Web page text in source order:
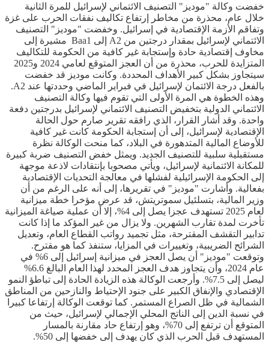
خفضت وكالة "موديز" التصنيف الائتماني لإسرائيل للمرة الثانية
خلال عام، محذرة من مخاطر إرتفاع تكاليف نفقات الحرب على غزة
وتفاقم الأزمة الإقتصادية في إسرائيل. وخفضت "موديز" التصنيف
الائتماني لإسرائيل بمقدار درجتين من A2 إلى Baa1 مشيرة إلى
مخاوف إقتصادية حادة وإستجابة غير كافية من الحكومة للتكاليف
المتزايدة للحرب، محذرة من أن العجز المتوقع لعامي 2024 و2025
سيتجاوز بشكل كبير الأهداف المحددة. وكانت موديز قد خفضت
بالفعل درجة الائتمان لإسرائيل في فبراير الماضي وحددتها عند A2.
وهذه الخطوة هي المرة الأولى التي تقوم فيها وكالة التصنيف
الائتماني الدولية بتخفيض التصنيف الائتماني لإسرائيل بدرجتين دفعة
واحدة. وقد أشار القرار، الذي رافقه تقرير صارم حول الحالة
الإقتصادية لإسرائيل، إلى أن إستجابة الحكومة كانت غير كافية
للأوضاع المالية المتدهورة في البلاد، كما منحت الوكالة نظرة
مستقبلية سلبية للتصنيف الجديد. ويمثل خفض التصنيف ضربة كبيرة
للمكانة الائتمانية لإسرائيل، ويأتي مصحوبا بإنتقادات لاذعة موجهة
إلى الحكومة الإسرائيلية لفشلها في معالجة التحديات الإقتصادية
بفعالية. وأشارت "موديز" في تقريرها، إلى أنه على الرغم من أن
وزير المالية، بتسلئيل سموتريتش، قد عرض مؤخرا خطة ميزانية
لعام 2025 تستهدف عجزا يصل إلى 4%، إلا أن عملية صياغة الميزانية
تأخرت لمدة تقارب الشهرين. ولا يزال من غير المؤكد ما إذا كانت
تدابير التقشف المقترحة، مثل تجميد رواتب القطاع العام، وتعديل
الشرائح الضريبية، وتغييرات في المزايا، ستنفذ كما هو مقترح.
وتوقعت "موديز" أن يصل العجز في ميزانية إسرائيل إلى 6% في
عام 2024، وأن يتجاوز هدف العجز المحدد لهذا العام البالغ 6.6%
ليصل إلى 7.5%. وأرجعت الوكالة هذه الزيادة الحادة إلى تباطؤ النمو
الإقتصادي والإنفاق الكبير على جنود الإحتياط والنازحين من المناطق
الشمالية في ظل الصراع المستمر. كما توقعت الوكالة إرتفاعا كبيرا
في نسبة الدين إلى الناتج المحلي الإجمالي لإسرائيل، حيث من
المتوقع أن ترتفع إلى 70%، وهو إرتفاع حاد مقارنة بالمسار
المستهدف قبل الحرب الذي كان يهدف إلى خفضها إلى 50%.